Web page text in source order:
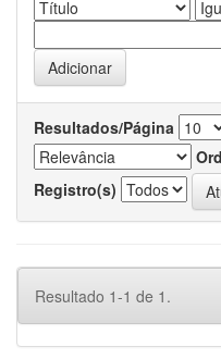
Resultados/Página
Registro(s)
Resultado 1-1 de 1.